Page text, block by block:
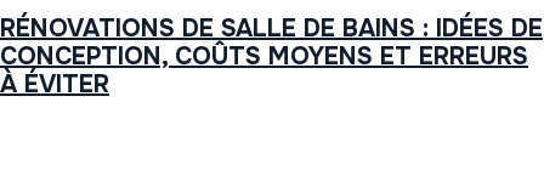
RÉNOVATIONS DE SALLE DE BAINS : IDÉES DE
CONCEPTION, COÛTS MOYENS ET ERREURS
À ÉVITER